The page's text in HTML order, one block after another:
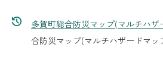
多賀町総合防災マップ(マルチハザ
合防災マップ(マルチハザードマッ